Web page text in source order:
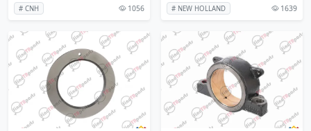
# CNH 1056 # NEW HOLLAND 1639